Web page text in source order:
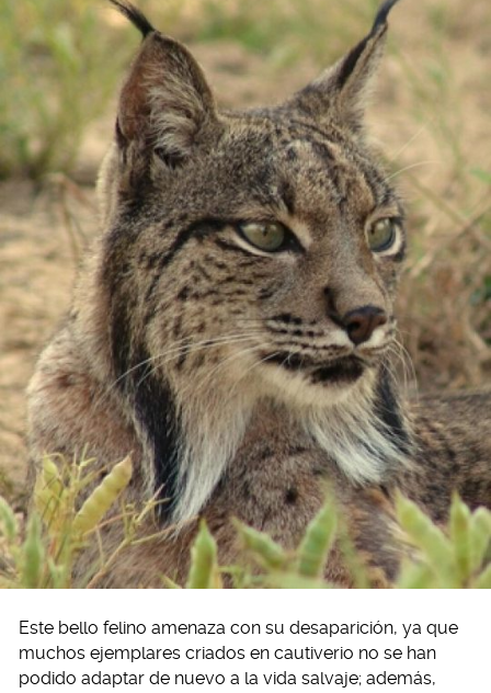
Este bello felino amenaza con su desaparición, ya que
muchos ejemplares criados en cautiverio no se han
podido adaptar de nuevo a la vida salvaje; además,